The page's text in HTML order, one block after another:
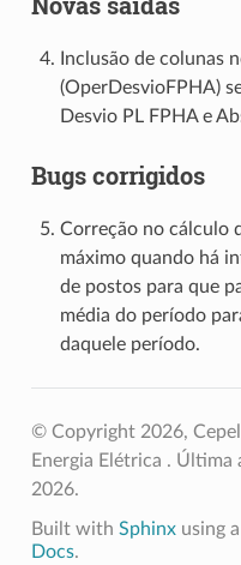
Inclusão de colunas
(OperDesvioFPHA)
Desvio PL FPHA e
Bugs corrigidos
Correção no cálculo
máximo quando há
de postos para que
média do período
daquele período.
© Copyright 2026,
Energia Elétrica . Última
2026.
Built with Sphinxusing a
Docs.